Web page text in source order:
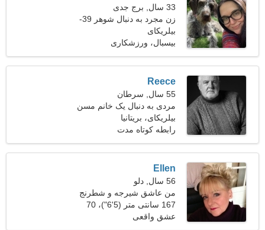
33 سال, برج جدی
زن مجرد به دنبال شوهر 39-
43
بیلریکای
بیسبال، ورزشکاری
Reece
55 سال, سرطان
مردی به دنبال یک خانم مسن
47-53
بیلریکای، بریتانیا
رابطه کوتاه مدت
Ellen
56 سال, دلو
من عاشق شیرجه و شطرنج
هستم
167 سانتی متر (5'6")، 70
کیلوگرم (154 پوند)
عشق واقعی